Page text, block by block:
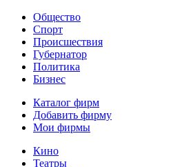
Общество
Спорт
Происшествия
Губернатор
Политика
Бизнес
Каталог фирм
Добавить фирму
Мои фирмы
Кино
Театры